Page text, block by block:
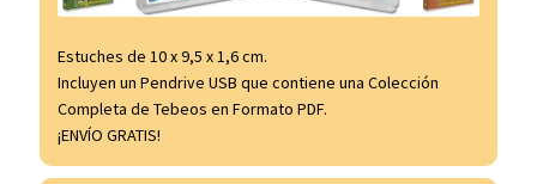
Estuches de 10 x 9,5 x 1,6 cm.
Incluyen un Pendrive USB que contiene una Colección
Completa de Tebeos en Formato PDF.
¡ENVÍO GRATIS!